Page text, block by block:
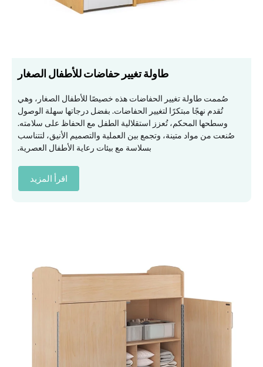
طاولة تغيير حفاضات للأطفال الصغار
صُممت طاولة تغيير الحفاضات هذه خصيصًا للأطفال الصغار، وهي
تُقدم نهجًا مبتكرًا لتغيير الحفاضات. بفضل درجاتها سهلة الوصول
وسطحها المحكم، تُعزز استقلالية الطفل مع الحفاظ على سلامته.
صُنعت من مواد متينة، وتجمع بين العملية والتصميم الأنيق، لتتناسب
بسلاسة مع بيئات رعاية الأطفال العصرية.
اقرأ المزيد